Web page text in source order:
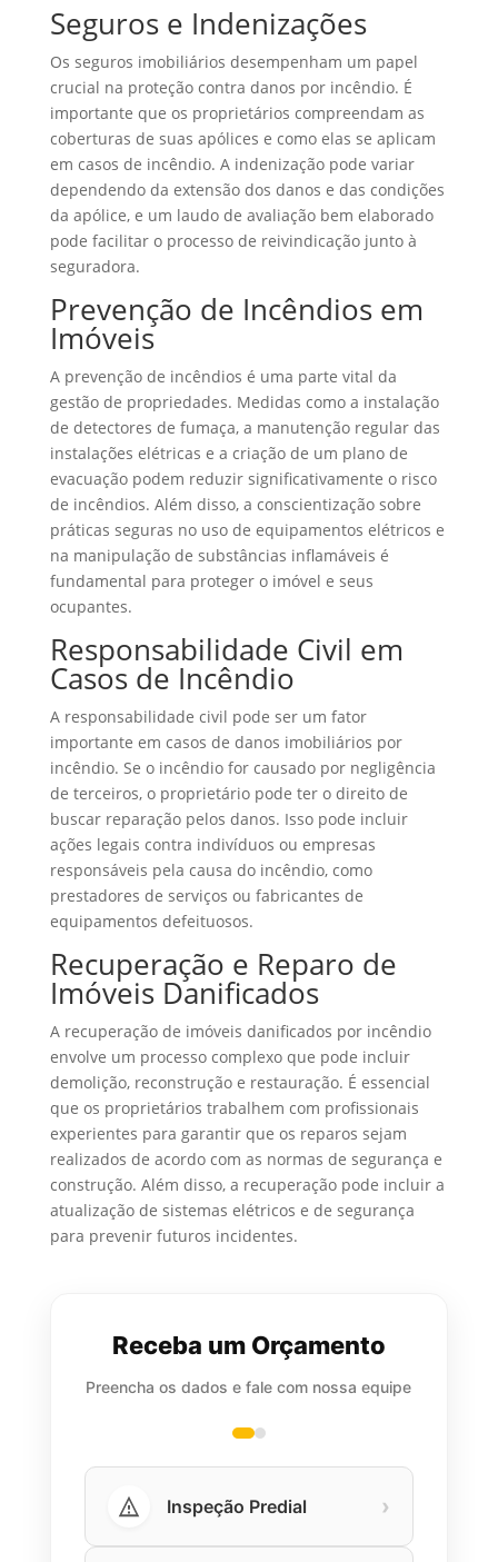
Seguros e Indenizações
Os seguros imobiliários desempenham um papel
crucial na proteção contra danos por incêndio. É
importante que os proprietários compreendam as
coberturas de suas apólices e como elas se aplicam
em casos de incêndio. A indenização pode variar
dependendo da extensão dos danos e das condições
da apólice, e um laudo de avaliação bem elaborado
pode facilitar o processo de reivindicação junto à
seguradora.
Prevenção de Incêndios em
Imóveis
A prevenção de incêndios é uma parte vital da
gestão de propriedades. Medidas como a instalação
de detectores de fumaça, a manutenção regular das
instalações elétricas e a criação de um plano de
evacuação podem reduzir significativamente o risco
de incêndios. Além disso, a conscientização sobre
práticas seguras no uso de equipamentos elétricos e
na manipulação de substâncias inflamáveis é
fundamental para proteger o imóvel e seus
ocupantes.
Responsabilidade Civil em
Casos de Incêndio
A responsabilidade civil pode ser um fator
importante em casos de danos imobiliários por
incêndio. Se o incêndio for causado por negligência
de terceiros, o proprietário pode ter o direito de
buscar reparação pelos danos. Isso pode incluir
ações legais contra indivíduos ou empresas
responsáveis pela causa do incêndio, como
prestadores de serviços ou fabricantes de
equipamentos defeituosos.
Recuperação e Reparo de
Imóveis Danificados
A recuperação de imóveis danificados por incêndio
envolve um processo complexo que pode incluir
demolição, reconstrução e restauração. É essencial
que os proprietários trabalhem com profissionais
experientes para garantir que os reparos sejam
realizados de acordo com as normas de segurança e
construção. Além disso, a recuperação pode incluir a
atualização de sistemas elétricos e de segurança
para prevenir futuros incidentes.
Receba um Orçamento
Preencha os dados e fale com nossa equipe
Inspeção Predial ›